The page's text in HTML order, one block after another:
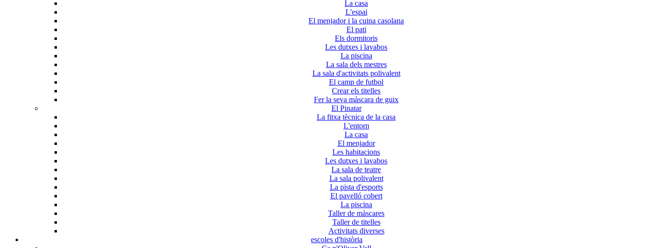
La casa
L'espai
El menjador i la cuina casolana
El pati
Els dormitoris
Les dutxes i lavabos
La piscina
La sala dels mestres
La sala d'activitats polivalent
El camp de futbol
Crear els titelles
Fer la seva màscara de guix
El Pinatar
La fitxa tècnica de la casa
L'entorn
La casa
El menjador
Les habitacions
Les dutxes i lavabos
La sala de teatre
La sala polivalent
La pista d'esports
El pavelló cobert
La piscina
Taller de màscares
Taller de titelles
Activitats diverses
escoles d'història